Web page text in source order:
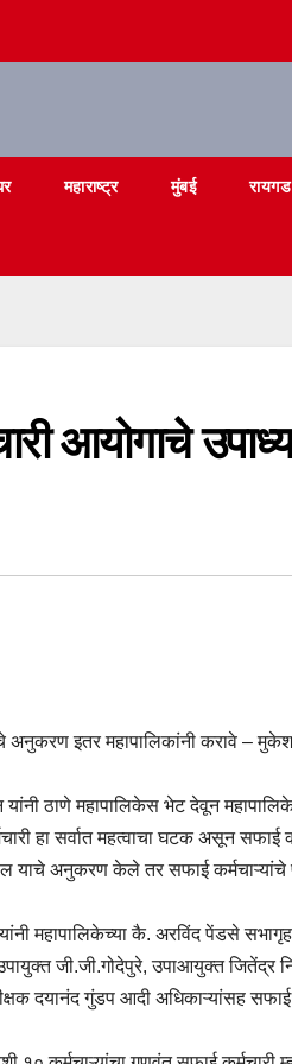
महाराष्ट्र मुंबई रायगड
आयोगाचे
अनुकरण इतर महापालिकांनी करावे –
यांनी ठाणे महापालिकेस भेट देवून
हा सर्वात महत्वाचा घटक असून सफाई
याचे अनुकरण केले तर सफाई कर्मचाऱ्यांचे
महापालिकेच्या कै. अरविंद पेंडसे
जी.जी.गोदेपुरे, उपाआयुक्त जितेंद्र
दयानंद गुंडप आदी अधिकाऱ्यांसह सफाई